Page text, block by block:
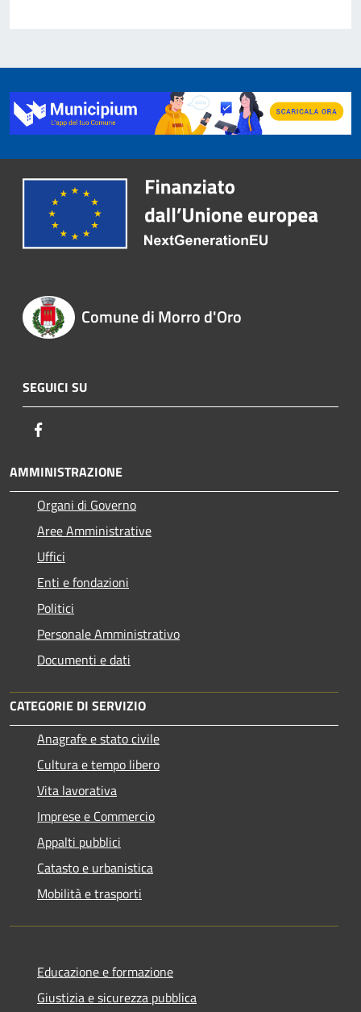
Comune di Morro d'Oro
SEGUICI SU
AMMINISTRAZIONE
Organi di Governo
Aree Amministrative
Uffici
Enti e fondazioni
Politici
Personale Amministrativo
Documenti e dati
CATEGORIE DI SERVIZIO
Anagrafe e stato civile
Cultura e tempo libero
Vita lavorativa
Imprese e Commercio
Appalti pubblici
Catasto e urbanistica
Mobilità e trasporti
Educazione e formazione
Giustizia e sicurezza pubblica